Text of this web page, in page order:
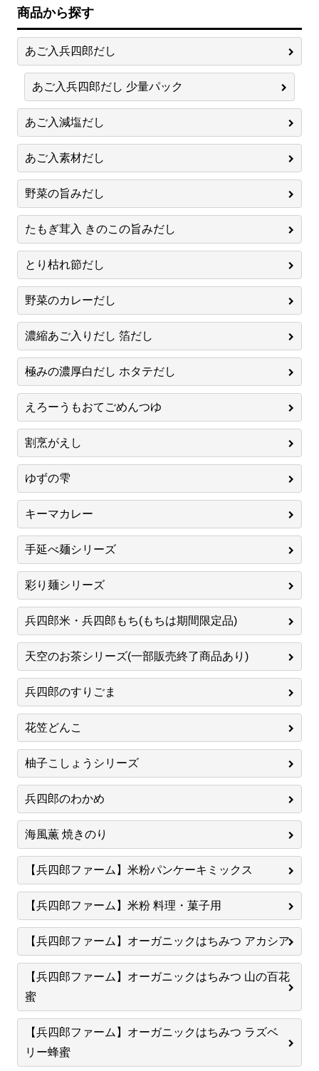
商品から探す
あご入兵四郎だし
あご入兵四郎だし 少量パック
あご入減塩だし
あご入素材だし
野菜の旨みだし
たもぎ茸入 きのこの旨みだし
とり枯れ節だし
野菜のカレーだし
濃縮あご入りだし 箔だし
極みの濃厚白だし ホタテだし
えろーうもおてごめんつゆ
割烹がえし
ゆずの雫
キーマカレー
手延べ麺シリーズ
彩り麺シリーズ
兵四郎米・兵四郎もち(もちは期間限定品)
天空のお茶シリーズ(一部販売終了商品あり)
兵四郎のすりごま
花笠どんこ
柚子こしょうシリーズ
兵四郎のわかめ
海風薫 焼きのり
【兵四郎ファーム】米粉パンケーキミックス
【兵四郎ファーム】米粉 料理・菓子用
【兵四郎ファーム】オーガニックはちみつ アカシア
【兵四郎ファーム】オーガニックはちみつ 山の百花
蜜
【兵四郎ファーム】オーガニックはちみつ ラズベ
リー蜂蜜